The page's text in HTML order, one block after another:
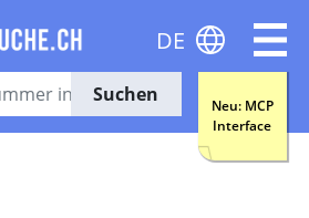
Suchen
Neu: MCP
Interface
DE